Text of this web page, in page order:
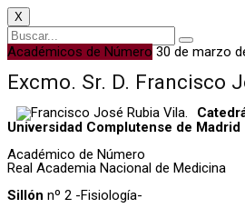
X
Académicos de Número 30 de marzo
Excmo. Sr. D. Francisco
Universidad Complutense de Madrid
Académico de Número
Real Academia Nacional de Medicina
Sillón nº 2 -Fisiología-